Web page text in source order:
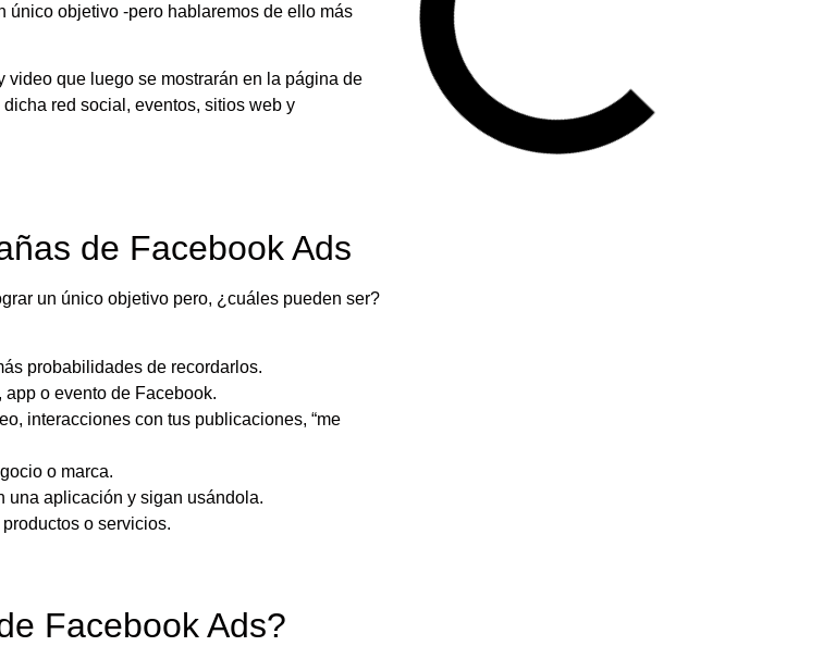
único objetivo -pero hablaremos de ello más
que luego se mostrarán en la página de
red social, eventos, sitios web y
de Facebook Ads
un único objetivo pero, ¿cuáles pueden ser?
probabilidades de recordarlos.
o evento de Facebook.
interacciones con tus publicaciones, “me
o marca.
una aplicación y sigan usándola.
o servicios.
Facebook Ads?